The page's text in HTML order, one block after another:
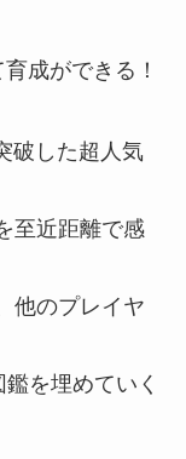
成ができる！
破した超人気
至近距離で感
他のプレイヤ
を埋めていく